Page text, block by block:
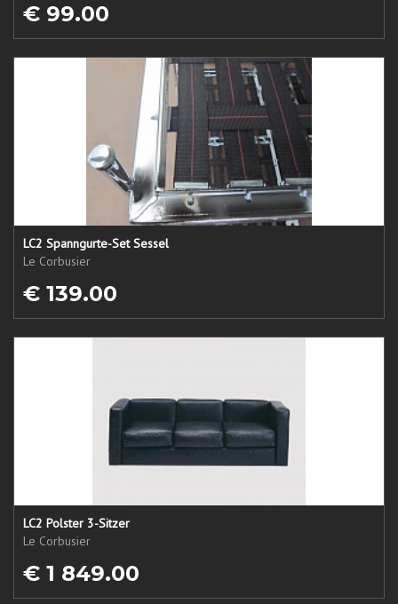
€ 99.00
LC2 Spanngurte-Set Sessel
Le Corbusier
€ 139.00
LC2 Polster 3-Sitzer
Le Corbusier
€ 1 849.00